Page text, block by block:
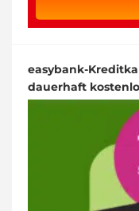
easybank-
dauerhaft